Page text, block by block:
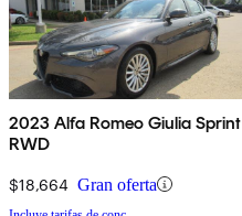
2023 Alfa Romeo Giulia Sprint
RWD
$18,664 Gran oferta